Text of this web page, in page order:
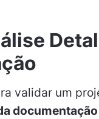
validar um